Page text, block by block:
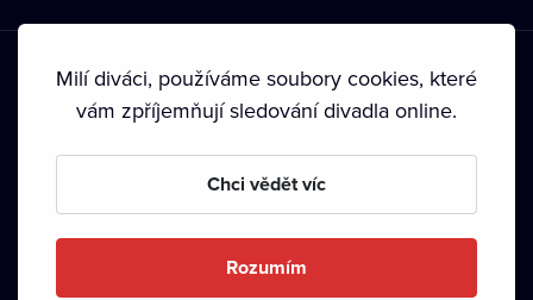
Podmínky používání • Ochrana soukromí • Zásady používání
• Autorská práva•
Milí diváci, používáme soubory cookies, které
vám zpříjemňují sledování divadla online.
Chci vědět víc
Rozumím